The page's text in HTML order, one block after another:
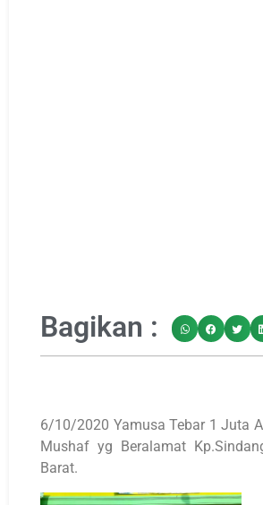
Bagikan :
6/10/2020 Yamusa Tebar 1 Juta
Mushaf yg Beralamat
Barat.